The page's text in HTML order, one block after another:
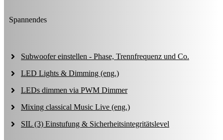
Spannendes
Subwoofer einstellen - Phase, Trennfrequenz und Co.
LED Lights & Dimming (eng.)
LEDs dimmen via PWM Dimmer
Mixing classical Music Live (eng.)
SIL (3) Einstufung & Sicherheitsintegritätslevel